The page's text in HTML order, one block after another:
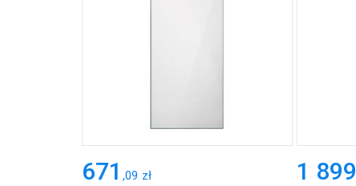
671 ,09 zł 1 899